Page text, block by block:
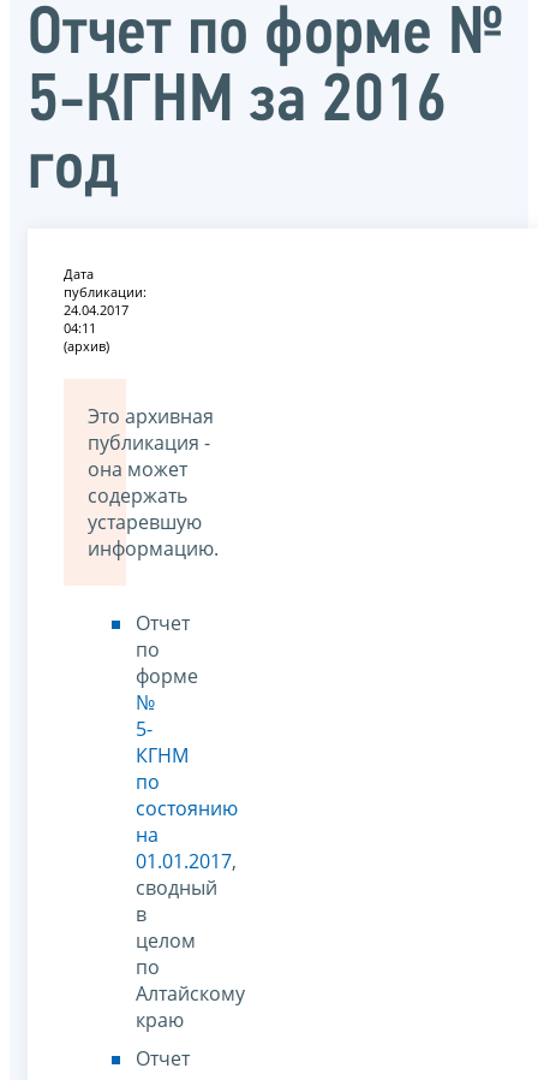
Отчет по форме №
5-КГНМ за 2016
год
Дата
публикации:
24.04.2017
04:11
(архив)
Это архивная
публикация -
она может
содержать
устаревшую
информацию.
Отчет
по
форме
№
5-
КГНМ
по
состоянию
на
01.01.2017,
сводный
в
целом
по
Алтайскому
краю
Отчет